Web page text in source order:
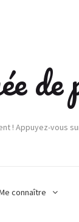
! Appuyez-vous
connaître